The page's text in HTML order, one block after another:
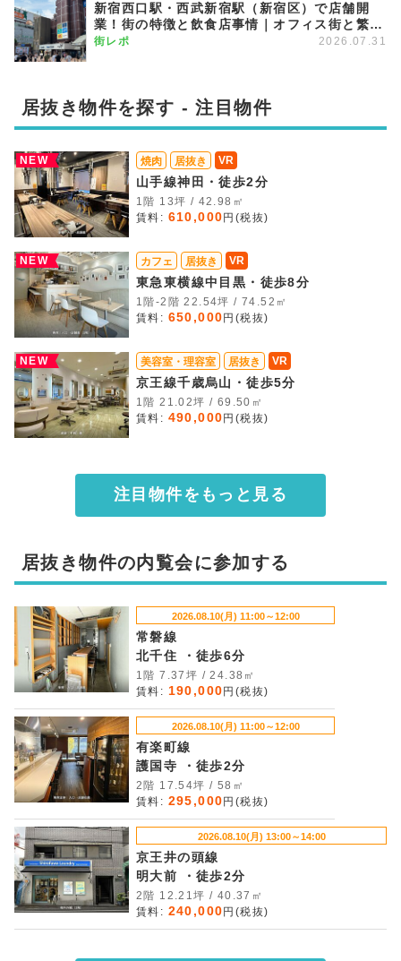
新宿西口駅・西武新宿駅（新宿区）で店舗開
業！街の特徴と飲食店事情｜オフィス街と繁華
街を繋ぐグラデーション商圏
街レポ 2026.07.31
居抜き物件を探す - 注目物件
NEW 焼肉 居抜き VR
山手線神田・徒歩2分
1階 13坪 / 42.98㎡
賃料: 610,000円(税抜)
NEW カフェ 居抜き VR
東急東横線中目黒・徒歩8分
1階-2階 22.54坪 / 74.52㎡
賃料: 650,000円(税抜)
NEW 美容室・理容室 居抜き VR
京王線千歳烏山・徒歩5分
1階 21.02坪 / 69.50㎡
賃料: 490,000円(税抜)
注目物件をもっと見る
居抜き物件の内覧会に参加する
2026.08.10(月) 11:00～12:00
常磐線
北千住 ・徒歩6分
1階 7.37坪 / 24.38㎡
賃料: 190,000円(税抜)
2026.08.10(月) 11:00～12:00
有楽町線
護国寺 ・徒歩2分
2階 17.54坪 / 58㎡
賃料: 295,000円(税抜)
2026.08.10(月) 13:00～14:00
京王井の頭線
明大前 ・徒歩2分
2階 12.21坪 / 40.37㎡
賃料: 240,000円(税抜)